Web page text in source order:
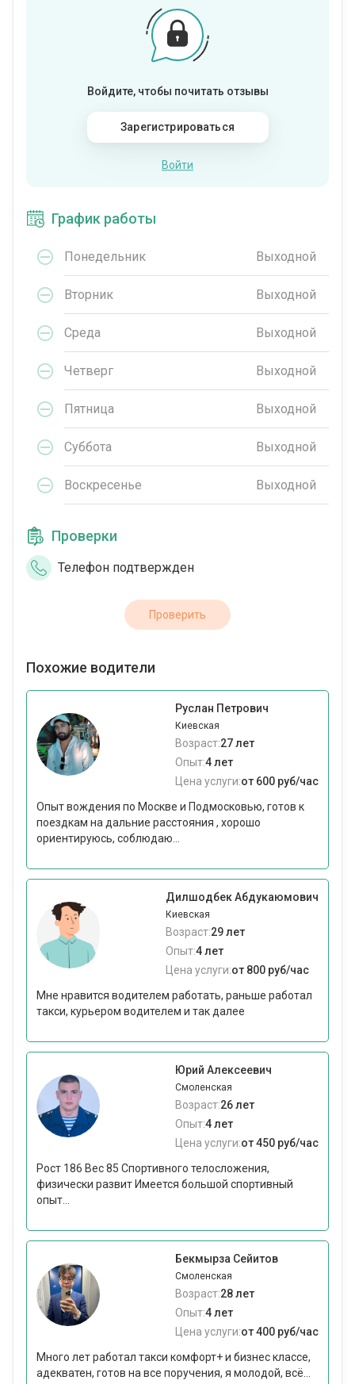
Войдите, чтобы почитать отзывы
Зарегистрироваться
Войти
График работы
Понедельник Выходной
Вторник Выходной
Среда Выходной
Четверг Выходной
Пятница Выходной
Суббота Выходной
Воскресенье Выходной
Проверки
Телефон подтвержден
Проверить
Похожие водители
Руслан Петрович
Киевская
Возраст:27 лет
Опыт:4 лет
Цена услуги:от 600 руб/час
Опыт вождения по Москве и Подмосковью, готов к
поездкам на дальние расстояния , хорошо
ориентируюсь, соблюдаю...
Дилшодбек Абдукаюмович
Киевская
Возраст:29 лет
Опыт:4 лет
Цена услуги:от 800 руб/час
Мне нравится водителем работать, раньше работал
такси, курьером водителем и так далее
Юрий Алексеевич
Смоленская
Возраст:26 лет
Опыт:4 лет
Цена услуги:от 450 руб/час
Рост 186 Вес 85 Спортивного телосложения,
физически развит Имеется большой спортивный
опыт...
Бекмырза Сейитов
Смоленская
Возраст:28 лет
Опыт:4 лет
Цена услуги:от 400 руб/час
Много лет работал такси комфорт+ и бизнес классе,
адекватен, готов на все поручения, я молодой, всё...